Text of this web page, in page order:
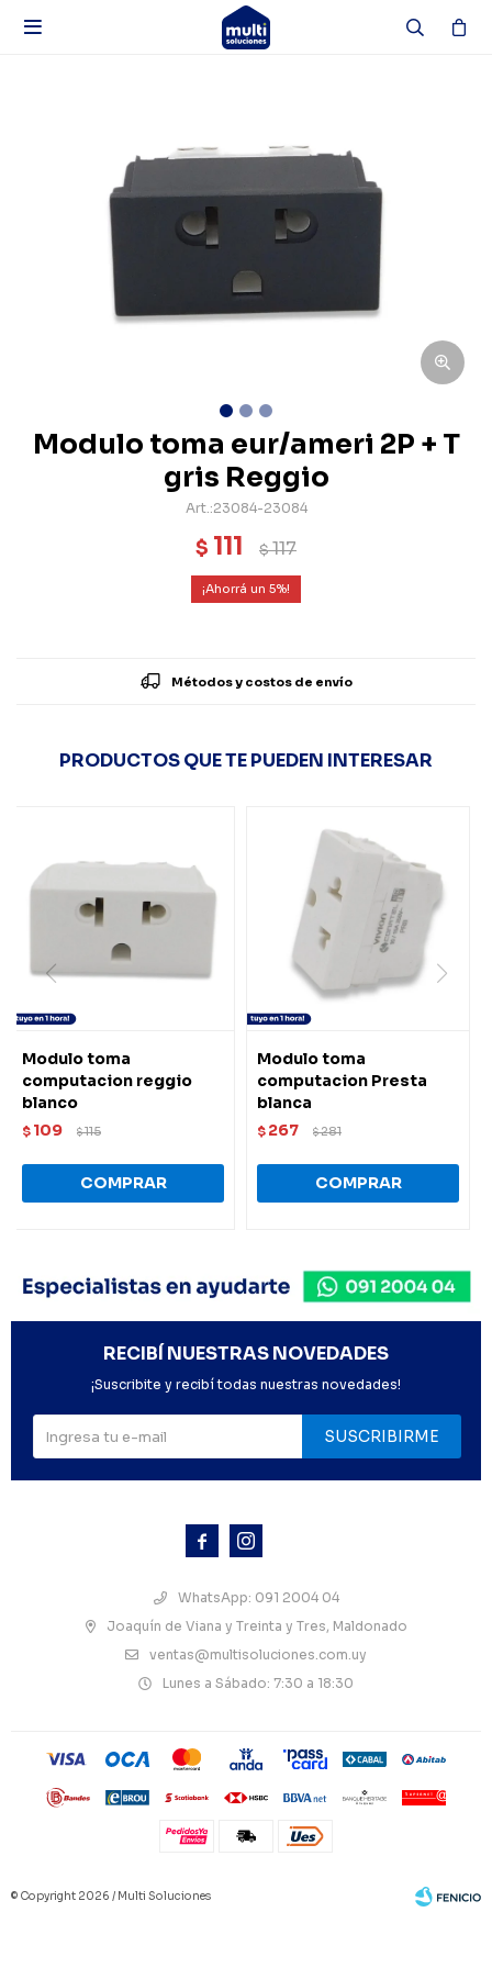

Modulo toma eur/ameri 2P + T
gris Reggio
23084-23084
$ 111 $117
5
Métodos y costos de envío
PRODUCTOS QUE TE PUEDEN INTERESAR
Modulo toma
computacion reggio
blanco
$ 109 $115
Modulo toma
computacion Presta
blanca
$ 267 $281
 
WhatsApp: 091 2004 04
Joaquín de Viana y Treinta y Tres, Maldonado
ventas@multisoluciones.com.uy
Lunes a Sábado: 7:30 a 18:30
RECIBÍ NUESTRAS NOVEDADES
¡Suscribite y recibí todas nuestras novedades!
SUSCRIBIRME
© Copyright 2026 / Multi Soluciones